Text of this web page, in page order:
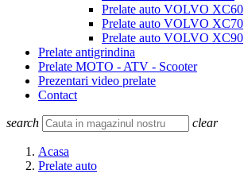
Prelate auto VOLVO XC60
Prelate auto VOLVO XC70
Prelate auto VOLVO XC90
Prelate antigrindina
Prelate MOTO - ATV - Scooter
Prezentari video prelate
Contact
search clear
Acasa
Prelate auto